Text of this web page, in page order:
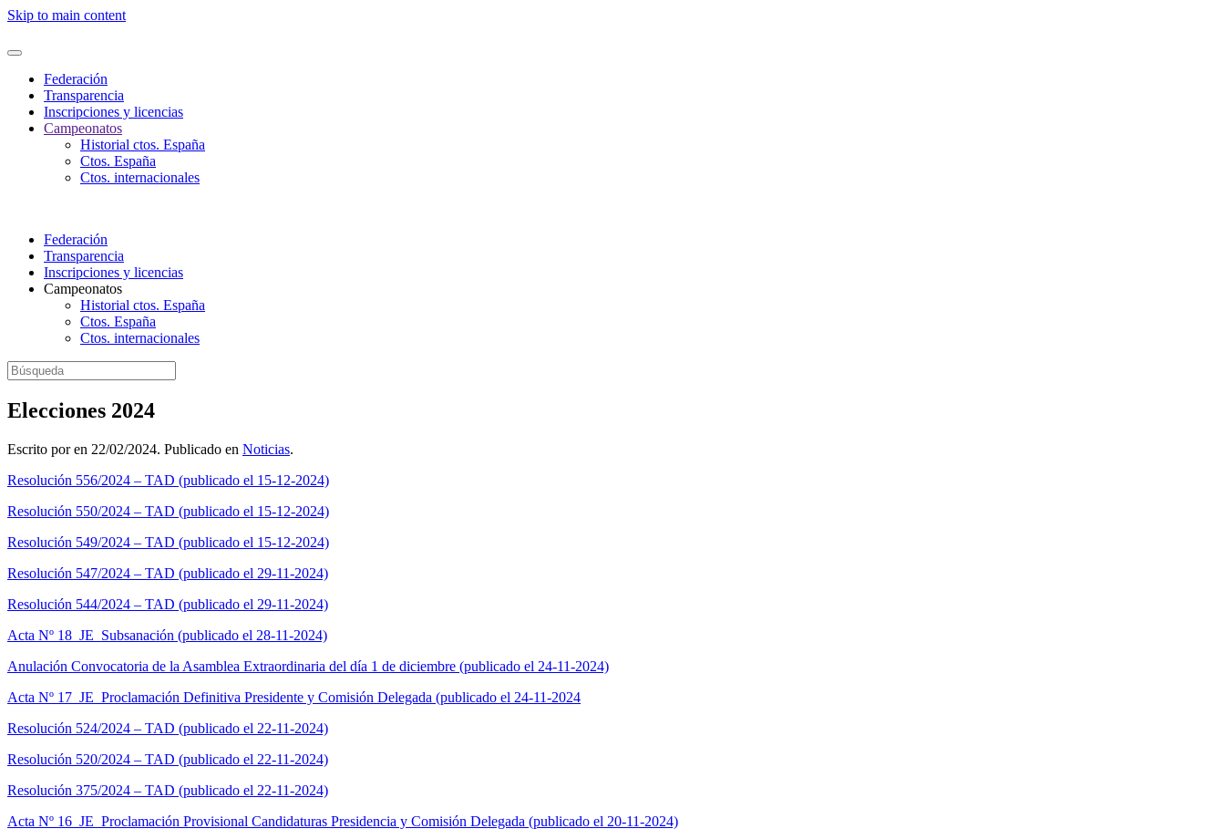
Nota:
este
web
incluye
sistema
accesibilidad.
sitio
web
visual
que
están
usando
lector
pantalla;
Control-
para
abrir
un
menú
de
accesibilidad.
Skip to main content
Federación
Transparencia
Inscripciones y licencias
Campeonatos
Historial ctos. España
Ctos. España
Ctos. internacionales
Federación
Transparencia
Inscripciones y licencias
Campeonatos
Historial ctos. España
Ctos. España
Ctos. internacionales
Elecciones 2024
Escrito poren 22/02/2024. Publicado en Noticias.
Resolución 556/2024 – TAD (publicado el 15-12-2024)
Resolución 550/2024 – TAD (publicado el 15-12-2024)
Resolución 549/2024 – TAD (publicado el 15-12-2024)
Resolución 547/2024 – TAD (publicado el 29-11-2024)
Resolución 544/2024 – TAD (publicado el 29-11-2024)
Acta Nº 18_JE_Subsanación (publicado el 28-11-2024)
Anulación Convocatoria de la Asamblea Extraordinaria del día 1 de diciembre (publicado el 24-11-2024)
Acta Nº 17_JE_Proclamación Definitiva Presidente y Comisión Delegada (publicado el 24-11-2024
Resolución 524/2024 – TAD (publicado el 22-11-2024)
Resolución 520/2024 – TAD (publicado el 22-11-2024)
Resolución 375/2024 – TAD (publicado el 22-11-2024)
Acta Nº 16_JE_Proclamación Provisional Candidaturas Presidencia y Comisión Delegada (publicado el 20-11-2024)